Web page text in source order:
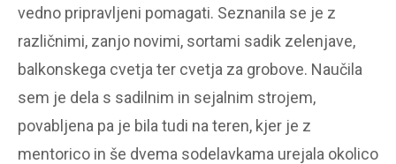
vedno pripravljeni pomagati. Seznanila se je z
različnimi, zanjo novimi, sortami sadik zelenjave,
balkonskega cvetja ter cvetja za grobove. Naučila
sem je dela s sadilnim in sejalnim strojem,
povabljena pa je bila tudi na teren, kjer je z
mentorico in še dvema sodelavkama urejala okolico